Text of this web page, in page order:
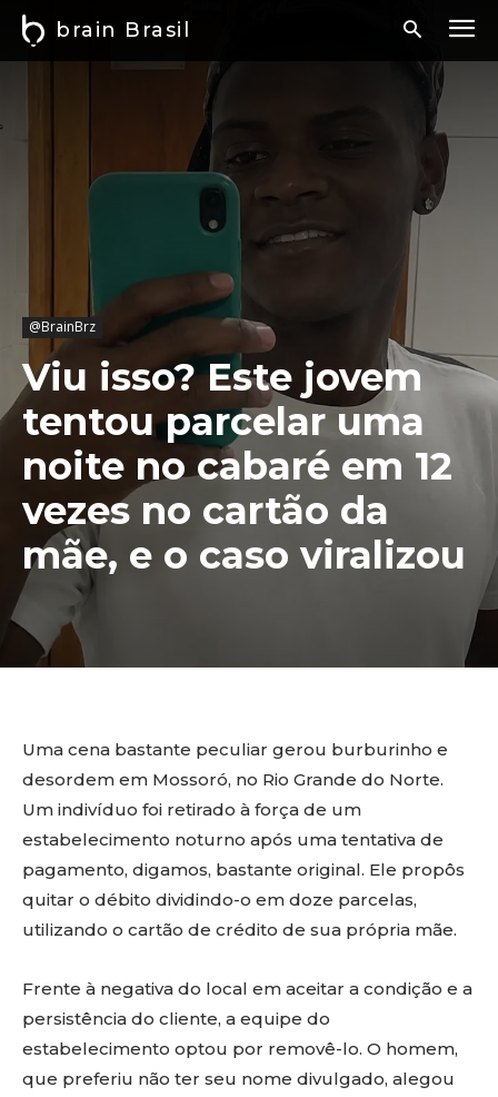
brain Brasil
@BrainBrz
Viu isso? Este jovem
tentou parcelar uma
noite no cabaré em 12
vezes no cartão da
mãe, e o caso viralizou
Uma cena bastante peculiar gerou burburinho e
desordem em Mossoró, no Rio Grande do Norte.
Um indivíduo foi retirado à força de um
estabelecimento noturno após uma tentativa de
pagamento, digamos, bastante original. Ele propôs
quitar o débito dividindo-o em doze parcelas,
utilizando o cartão de crédito de sua própria mãe.
Frente à negativa do local em aceitar a condição e a
persistência do cliente, a equipe do
estabelecimento optou por removê-lo. O homem,
que preferiu não ter seu nome divulgado, alegou